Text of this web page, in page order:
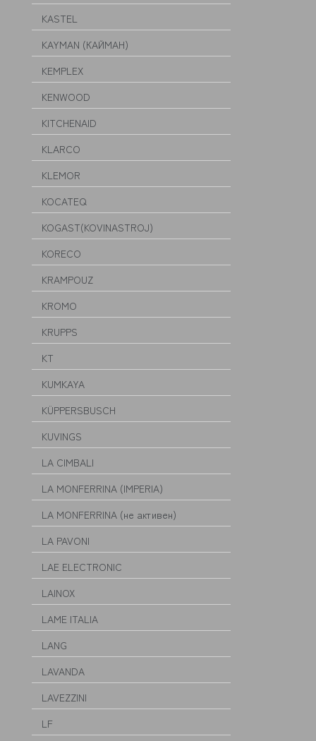
KASTEL
KAYMAN (КАЙМАН)
KEMPLEX
KENWOOD
KITCHENAID
KLARCO
KLEMOR
KOCATEQ
KOGAST(KOVINASTROJ)
KORECO
KRAMPOUZ
KROMO
KRUPPS
KT
KUMKAYA
KÜPPERSBUSCH
KUVINGS
LA CIMBALI
LA MONFERRINA (IMPERIA)
LA MONFERRINA (не активен)
LA PAVONI
LAE ELECTRONIC
LAINOX
LAME ITALIA
LANG
LAVANDA
LAVEZZINI
LF